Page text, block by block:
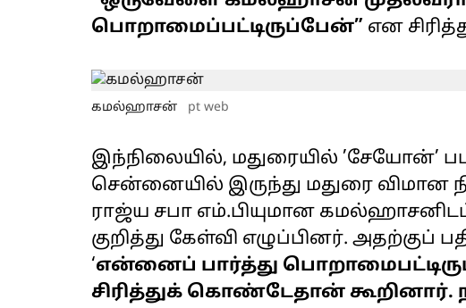
பொறாமைப்பட்டிருப்பேன்” என
கமல்ஹாசன் pt web
இந்நிலையில், மதுரையில் ’சேயோன்’
சென்னையில் இருந்து மதுரை
ராஜ்ய சபா எம்.பியுமான
குறித்து கேள்வி எழுப்பினர். அதற்குப்
‘என்னைப் பார்த்து
சிரித்துக் கொண்டேதான் கூறினார்.